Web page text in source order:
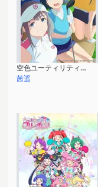
空色ユーティリティ（ショートアニメ）
茜遥